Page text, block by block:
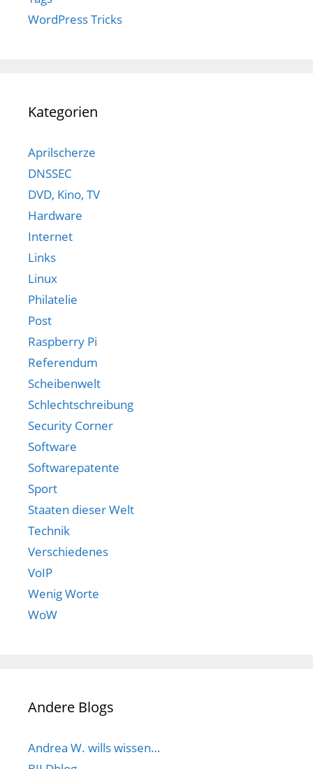
WordPress Tricks
Kategorien
Aprilscherze
DNSSEC
DVD, Kino, TV
Hardware
Internet
Links
Linux
Philatelie
Post
Raspberry Pi
Referendum
Scheibenwelt
Schlechtschreibung
Security Corner
Software
Softwarepatente
Sport
Staaten dieser Welt
Technik
Verschiedenes
VoIP
Wenig Worte
WoW
Andere Blogs
Andrea W. wills wissen…